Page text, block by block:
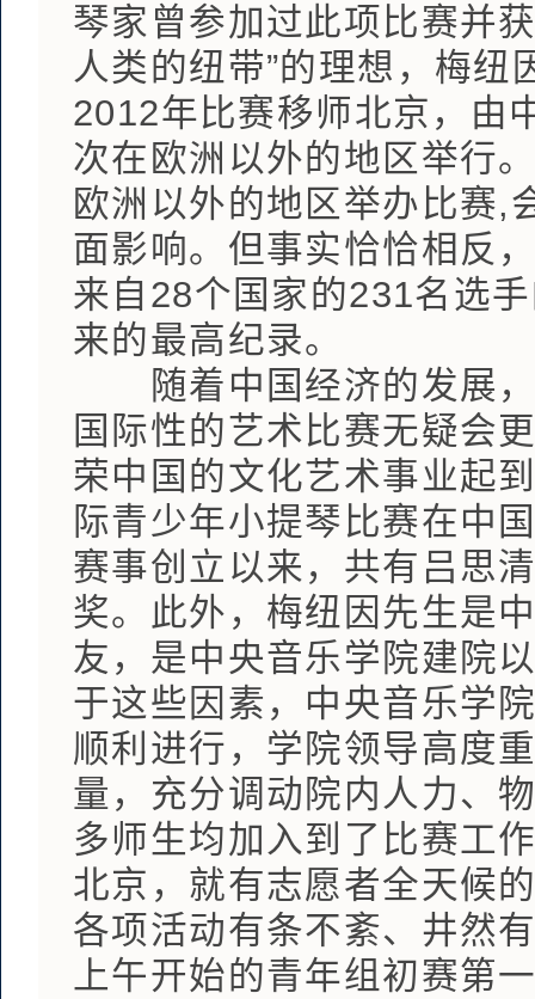
琴家曾参加过此项比赛并
人类的纽带”的理想，梅
2012年比赛移师北京，由
次在欧洲以外的地区举行
欧洲以外的地区举办比赛,
面影响。但事实恰恰相反
来自28个国家的231名选
来的最高纪录。
随着中国经济的发展，
国际性的艺术比赛无疑会
荣中国的文化艺术事业起
际青少年小提琴比赛在中
赛事创立以来，共有吕思
奖。此外，梅纽因先生是
友，是中央音乐学院建院
于这些因素，中央音乐学
顺利进行，学院领导高度
量，充分调动院内人力、
多师生均加入到了比赛工
北京，就有志愿者全天候
各项活动有条不紊、井然
上午开始的青年组初赛第